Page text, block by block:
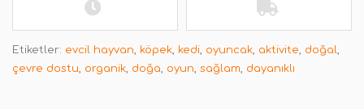
Etiketler: evcil hayvan, köpek, kedi, oyuncak, aktivite, doğal,
çevre dostu, organik, doğa, oyun, sağlam, dayanıklı